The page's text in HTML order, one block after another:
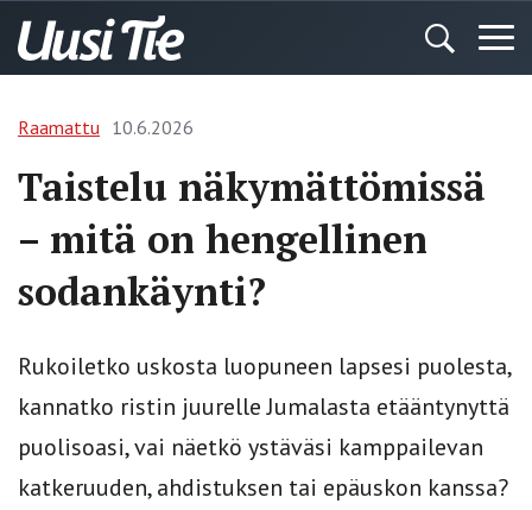
Raamattu 10.6.2026
Taistelu näkymättömissä
– mitä on hengellinen
sodankäynti?
Rukoiletko uskosta luopuneen lapsesi puolesta,
kannatko ristin juurelle Jumalasta etääntynyttä
puolisoasi, vai näetkö ystäväsi kamppailevan
katkeruuden, ahdistuksen tai epäuskon kanssa?